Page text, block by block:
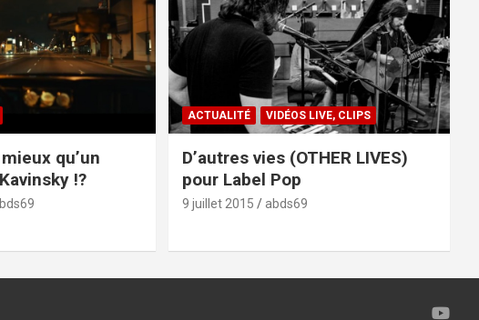
qu’un
!?
ACTUALITÉ VIDÉOS LIVE, CLIPS
D’autres vies (OTHER LIVES)
pour Label Pop
9 juillet 2015 abds69